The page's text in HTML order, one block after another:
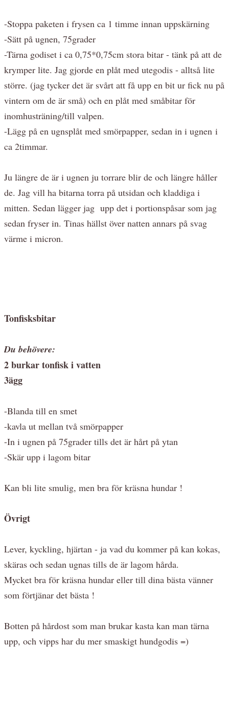
-Stoppa paketen i frysen ca 1 timme innan uppskärning
-Sätt på ugnen, 75grader
-Tärna godiset i ca 0,75*0,75cm stora bitar - tänk på att de
krymper lite. Jag gjorde en plåt med utegodis - alltså lite
större. (jag tycker det är svårt att få upp en bit ur fick nu på
vintern om de är små) och en plåt med småbitar för
inomhusträning/till valpen.
-Lägg på en ugnsplåt med smörpapper, sedan in i ugnen i
ca 2timmar.
Ju längre de är i ugnen ju torrare blir de och längre håller
de. Jag vill ha bitarna torra på utsidan och kladdiga i
mitten. Sedan lägger jag upp det i portionspåsar som jag
sedan fryser in. Tinas hällst över natten annars på svag
värme i micron.
Tonfisksbitar
Du behövere:
2 burkar tonfisk i vatten
3ägg
-Blanda till en smet
-kavla ut mellan två smörpapper
-In i ugnen på 75grader tills det är hårt på ytan
-Skär upp i lagom bitar
Kan bli lite smulig, men bra för kräsna hundar !
Övrigt
Lever, kyckling, hjärtan - ja vad du kommer på kan kokas,
skäras och sedan ugnas tills de är lagom hårda.
Mycket bra för kräsna hundar eller till dina bästa vänner
som förtjänar det bästa !
Botten på hårdost som man brukar kasta kan man tärna
upp, och vipps har du mer smaskigt hundgodis =)